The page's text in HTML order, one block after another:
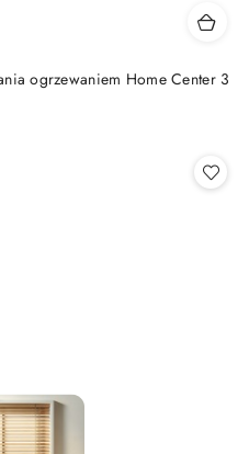
ogrzewaniem Home Center 3